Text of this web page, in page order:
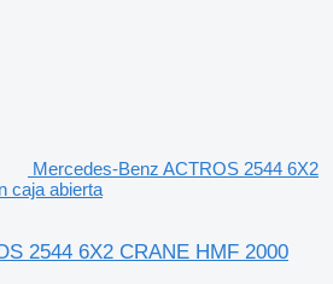
Mercedes-Benz ACTROS 2544 6X2
caja abierta
2544 6X2 CRANE HMF 2000